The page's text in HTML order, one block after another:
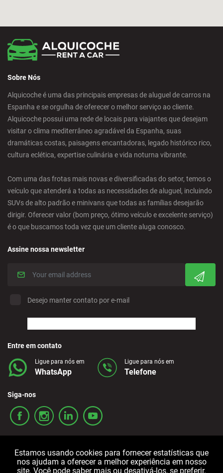
Calpe - Downtown
Castelldefels - City
Castellon - Train Station
Castro Urdiales - City
Cordoba - Downtown
Corralejo - Fuerteventura
Estepona - City
Finestrat - Downtown
Fuerteventura - Airport
Granada - Downtown
Granada - Downtown
Guadalajara - Downtown
Sobre Nós
Alquicoche é uma das principais empresas de aluguel de carros na
Espanha e se orgulha de oferecer o melhor serviço ao cliente.
Alquicoche possui uma rede de locais para viajantes que desejam
visitar o clima mediterrâneo agradável da Espanha, suas
dramáticas costas, paisagens encantadoras, legado histórico rico,
cultura eclética, expertise culinária e vida noturna vibrante.
Com uma das frotas mais novas e diversificadas do setor, temos o
veículo que atenderá a todas as necessidades de aluguel, incluindo
SUVs de alto padrão e minivans que todas as famílias desejarão
dirigir. Oferecer valor (bom preço, ótimo veículo e excelente serviço)
é o que buscamos toda vez que um cliente aluga conosco.
Assine nossa newsletter
Desejo manter contato por e-mail
Entre em contato
Ligue para nós em
WhatsApp
Ligue para nós em
Telefone
Siga-nos
Estamos usando cookies para fornecer estatísticas que
nos ajudam a oferecer a melhor experiência em nosso
site. Você pode saber mais ou desativá-los, se preferir.